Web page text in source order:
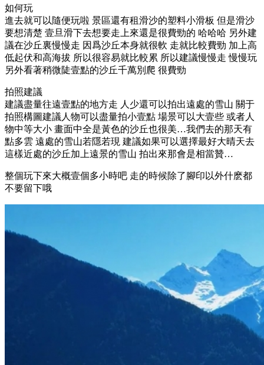
如何玩
進去就可以隨便玩啦 景區還有租滑沙的塑料小滑板 但是滑沙
要想清楚 壹旦滑下去想要走上來還是很費勁的 哈哈哈 另外建
議在沙丘裏慢慢走 因爲沙丘本身就很軟 走就比較費勁 加上高
低起伏和高海拔 所以很容易就比較累 所以建議慢慢走 慢慢玩
另外看著稍微陡壹點的沙丘千萬別爬 很費勁
拍照建議
建議盡量往遠壹點的地方走 人少還可以拍出遠處的雪山 關于
拍照構圖建議人物可以盡量拍小壹點 場景可以大壹些 或者人
物中等大小 畫面中全是黃色的沙丘也很美…我們去的那天有
點多雲 遠處的雪山若隱若現 建議如果可以選擇最好大晴天去
這樣近處的沙丘加上遠景的雪山 拍出來那會是相當贊…
整個玩下來大概壹個多小時吧 走的時候除了腳印以外什麽都
不要留下哦